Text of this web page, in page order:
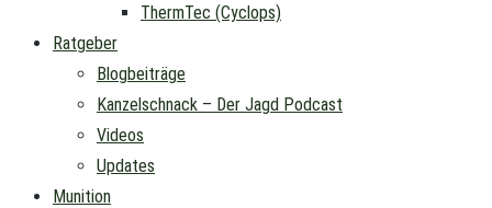
ThermTec (Cyclops)
Ratgeber
Blogbeiträge
Kanzelschnack – Der Jagd Podcast
Videos
Updates
Munition